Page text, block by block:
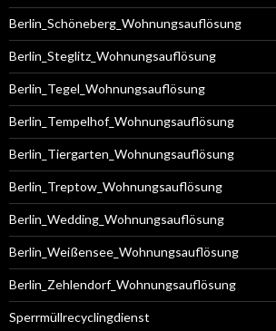
Berlin_Schöneberg_Wohnungsauflösung
Berlin_Steglitz_Wohnungsauflösung
Berlin_Tegel_Wohnungsauflösung
Berlin_Tempelhof_Wohnungsauflösung
Berlin_Tiergarten_Wohnungsauflösung
Berlin_Treptow_Wohnungsauflösung
Berlin_Wedding_Wohnungsauflösung
Berlin_Weißensee_Wohnungsauflösung
Berlin_Zehlendorf_Wohnungsauflösung
Sperrmüllrecyclingdienst